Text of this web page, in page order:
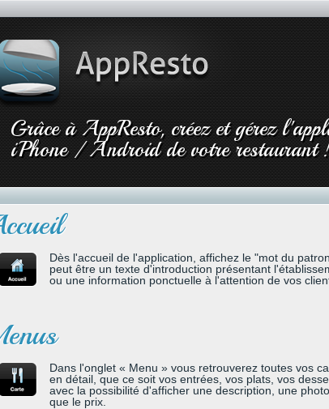
Grâce à AppResto, créez et gérez
iPhone / Android de votre restaurant
Dès l'accueil de l'application, affichez le "mot du
peut être un texte d'introduction présentant
ou une information ponctuelle à l'attention de vos
Dans l'onglet « Menu » vous retrouverez toutes vos
en détail, que ce soit vos entrées, vos plats, vos
avec la possibilité d'afficher une description, une
que le prix.